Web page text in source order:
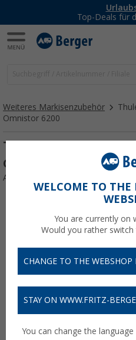
Top-Deals für
Weiteres Markisenzubehör
Omnistor 6200
Thule Endplatten-Satz
Omnistor 6200
Art.-Nr.: Endplatte6200weiß114353
WELCOME TO THE
You are currently on
Would you rather
CHANGE TO THE WEBSHOP
STAY ON WWW.FRITZ-
You can change the